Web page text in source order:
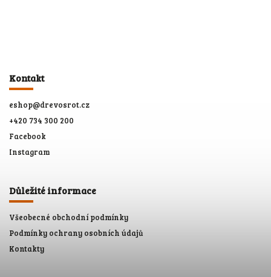
Kontakt
eshop@drevosrot.cz
+420 734 300 200
Facebook
Instagram
Důležité informace
Všeobecné obchodní podmínky
Podmínky ochrany osobních údajů
Kontakty